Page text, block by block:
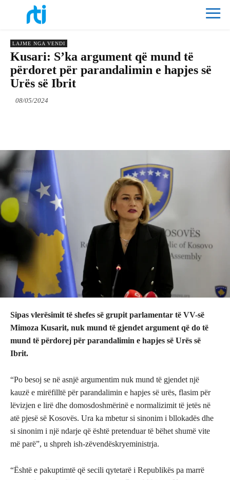
LAJME NGA VENDI
Kusari: S’ka argument që mund të
përdoret për parandalimin e hapjes së
Urës së Ibrit
08/05/2024
Sipas vlerësimit të shefes së grupit parlamentar të VV-së
Mimoza Kusarit, nuk mund të gjendet argument që do të
mund të përdorej për parandalimin e hapjes së Urës së
Ibrit.
“Po besoj se në asnjë argumentim nuk mund të gjendet një
kauzë e mirëfilltë për parandalimin e hapjes së urës, flasim për
lëvizjen e lirë dhe domosdoshmërinë e normalizimit të jetës në
atë pjesë së Kosovës. Ura ka mbetur si sinonim i bllokadës dhe
si sinonim i një ndarje që është pretenduar të bëhet shumë vite
më parë”, u shpreh ish-zëvendëskryeministrja.
“Është e pakuptimtë që secili qytetarë i Republikës pa marrë